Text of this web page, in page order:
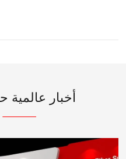
أخبار عالمية